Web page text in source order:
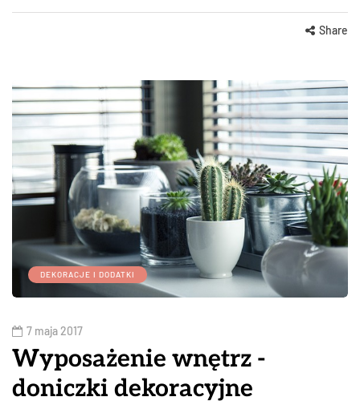
Share
DEKORACJE I DODATKI
7 maja 2017
Wyposażenie wnętrz -
doniczki dekoracyjne